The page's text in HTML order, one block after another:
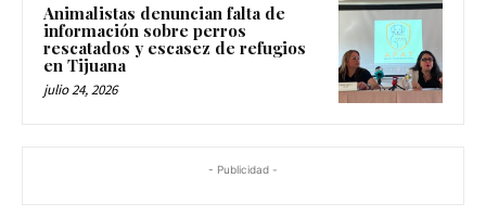
Animalistas denuncian falta de
información sobre perros
rescatados y escasez de refugios
en Tijuana
julio 24, 2026
- Publicidad -